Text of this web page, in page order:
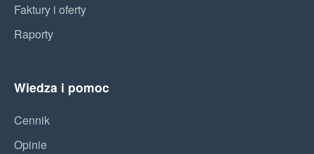
Faktury i oferty
Raporty
Wiedza i pomoc
Cennik
Opinie